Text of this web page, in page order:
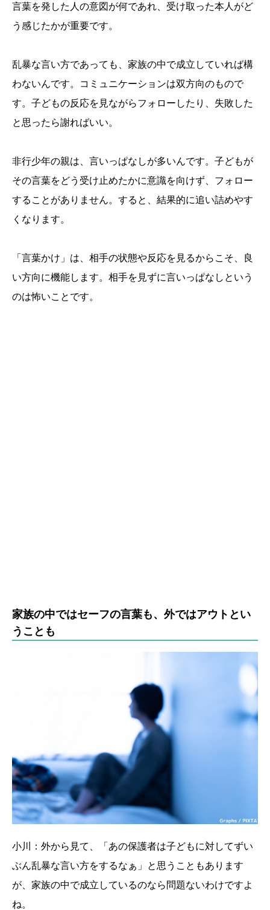
言葉を発した人の意図が何であれ、受け取った本人がど
う感じたかが重要です。
乱暴な言い方であっても、家族の中で成立していれば構
わないんです。コミュニケーションは双方向のもので
す。子どもの反応を見ながらフォローしたり、失敗した
と思ったら謝ればいい。
非行少年の親は、言いっぱなしが多いんです。子どもが
その言葉をどう受け止めたかに意識を向けず、フォロー
することがありません。すると、結果的に追い詰めやす
くなります。
「言葉かけ」は、相手の状態や反応を見るからこそ、良
い方向に機能します。相手を見ずに言いっぱなしという
のは怖いことです。
家族の中ではセーフの言葉も、外ではアウトとい
うことも
小川：外から見て、「あの保護者は子どもに対してずい
ぶん乱暴な言い方をするなぁ」と思うこともあります
が、家族の中で成立しているのなら問題ないわけですよ
ね。